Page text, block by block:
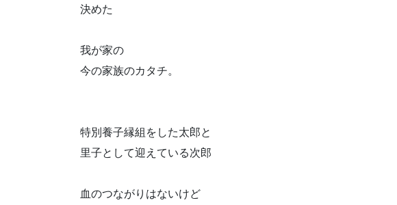
決めた
我が家の
今の家族のカタチ。
特別養子縁組をした太郎と
里子として迎えている次郎
血のつながりはないけど